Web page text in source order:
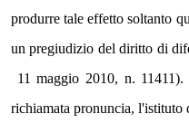
produrre tale effetto soltanto
un pregiudizio del diritto di
11 maggio 2010, n.
richiamata pronuncia, l'istituto